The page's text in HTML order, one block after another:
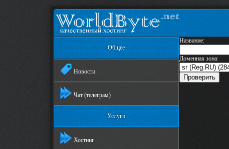
Общее
Новости
Чат (телеграм)
Услуги
Хостинг
Название:
Доменная зона: